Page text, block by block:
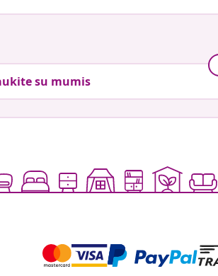
su mumis